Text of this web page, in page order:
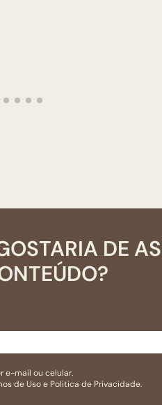
DE
e-mail ou celular.
de Usoe Politica de Privacidade.